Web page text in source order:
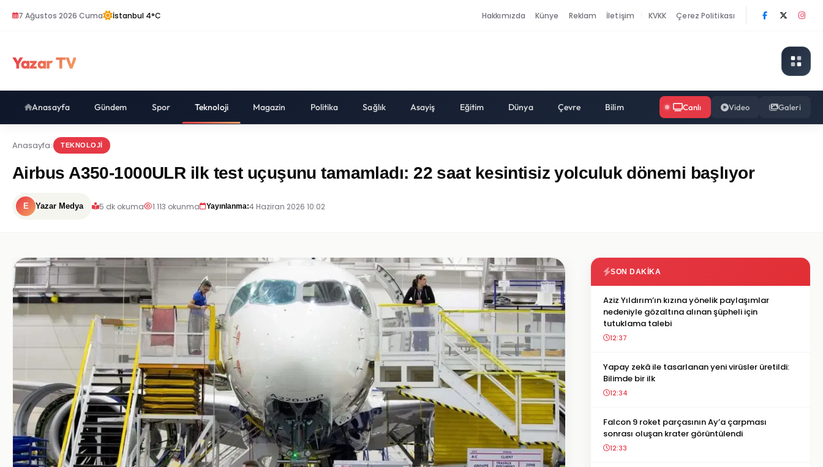
7 Ağustos 2026 Cuma İstanbul 4°C Hakkımızda Künye Reklam İletişim KVKK Çerez Politikası
Yazar TV
Anasayfa Gündem Spor Teknoloji Magazin Politika Sağlık Asayiş Eğitim Dünya Çevre Bilim Canlı Video Galeri
Anasayfa TEKNOLOJI
Airbus A350-1000ULR ilk test uçuşunu tamamladı: 22 saat kesintisiz yolculuk dönemi başlıyor
E Yazar Medya 5 dk okuma 1.113 okunma Yayınlanma:4 Haziran 2026 10:02
SON DAKIKA
Aziz Yıldırım’ın kızına yönelik paylaşımlar
nedeniyle gözaltına alınan şüpheli için
tutuklama talebi
12:37
Yapay zekâ ile tasarlanan yeni virüsler üretildi:
Bilimde bir ilk
12:34
Falcon 9 roket parçasının Ay’a çarpması
sonrası oluşan krater görüntülendi
12:33